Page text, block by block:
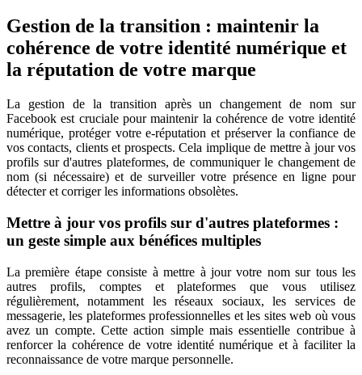
Gestion de la transition : maintenir la
cohérence de votre identité numérique et
la réputation de votre marque
La gestion de la transition après un changement de nom sur
Facebook est cruciale pour maintenir la cohérence de votre identité
numérique, protéger votre e-réputation et préserver la confiance de
vos contacts, clients et prospects. Cela implique de mettre à jour vos
profils sur d'autres plateformes, de communiquer le changement de
nom (si nécessaire) et de surveiller votre présence en ligne pour
détecter et corriger les informations obsolètes.
Mettre à jour vos profils sur d'autres plateformes :
un geste simple aux bénéfices multiples
La première étape consiste à mettre à jour votre nom sur tous les
autres profils, comptes et plateformes que vous utilisez
régulièrement, notamment les réseaux sociaux, les services de
messagerie, les plateformes professionnelles et les sites web où vous
avez un compte. Cette action simple mais essentielle contribue à
renforcer la cohérence de votre identité numérique et à faciliter la
reconnaissance de votre marque personnelle.